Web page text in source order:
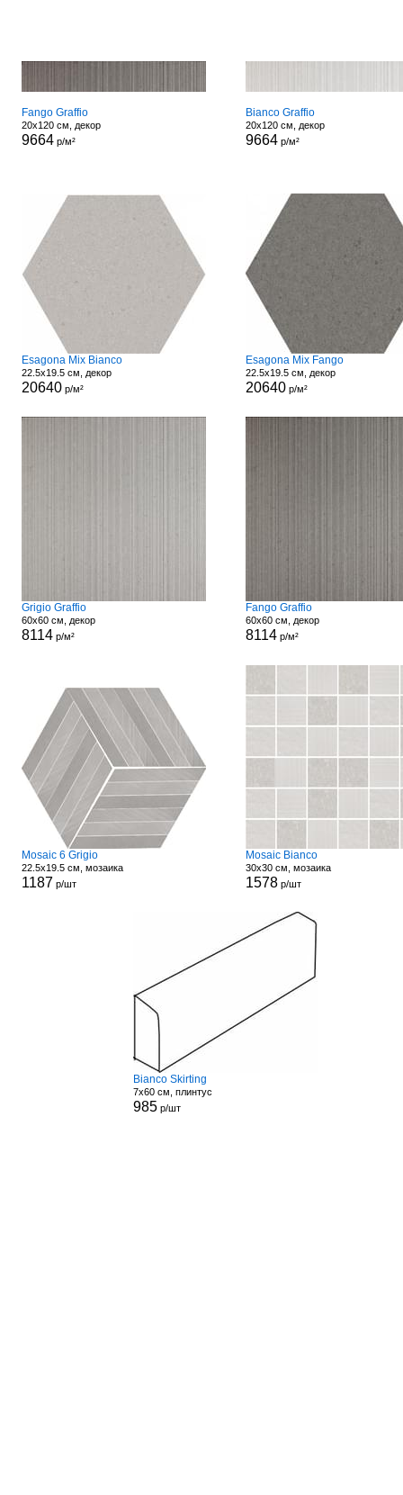
Fango Graffio
20x120 см, декор
9664р/м²
Bianco Graffio
20x120 см, декор
9664р/м²
Esagona Mix Bianco
22.5x19.5 см, декор
20640р/м²
Esagona Mix Fango
22.5x19.5 см, декор
20640р/м²
Grigio Graffio
60x60 см, декор
8114р/м²
Fango Graffio
60x60 см, декор
8114р/м²
Mosaic 6 Grigio
22.5x19.5 см, мозаика
1187 р/шт
Mosaic Bianco
30x30 см, мозаика
1578р/шт
Bianco Skirting
7x60 см, плинтус
985 р/шт